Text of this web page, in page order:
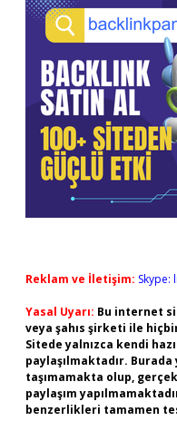
Reklam ve İletişim: Skype:
Yasal Uyarı: Bu internet
veya şahıs şirketi ile
Sitede yalnızca kendi
paylaşılmaktadır.
taşımamakta olup,
paylaşım
benzerlikleri tamamen